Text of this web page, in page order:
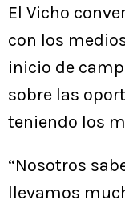
El Vicho
con los
inicio de
sobre las
teniendo los
“Nosotros
llevamos